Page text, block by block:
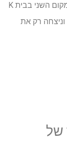
ללא הפסד עד כה במונדיאל, פורטוגל סיימה במקום השני בבית K
רק את
של